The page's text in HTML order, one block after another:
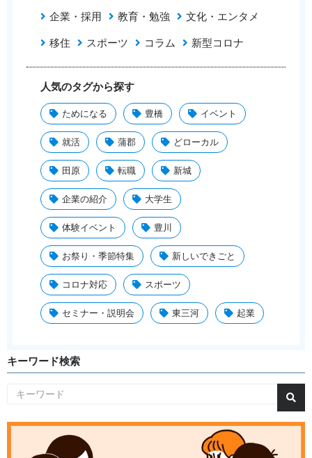
企業・採用
教育・勉強
文化・エンタメ
移住
スポーツ コラム 新型コロナ
人気のタグから探す
ためになる 豊橋 イベント
就活 蒲郡 どローカル
田原 転職 新城
企業の紹介 大学生
体験イベント 豊川
お祭り・季節特集 新しいできごと
コロナ対応 スポーツ
セミナー・説明会 東三河 起業
キーワード検索